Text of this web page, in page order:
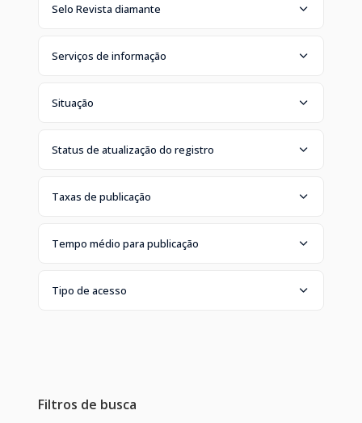
Selo Revista diamante
Serviços de informação
Situação
Status de atualização do registro
Taxas de publicação
Tempo médio para publicação
Tipo de acesso
Filtros de busca